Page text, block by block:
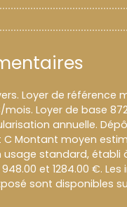
Loyer de référence
Loyer de base
annuelle.
C Montant moyen
usage standard, établi
et 1284.00 €.
sont disponibles